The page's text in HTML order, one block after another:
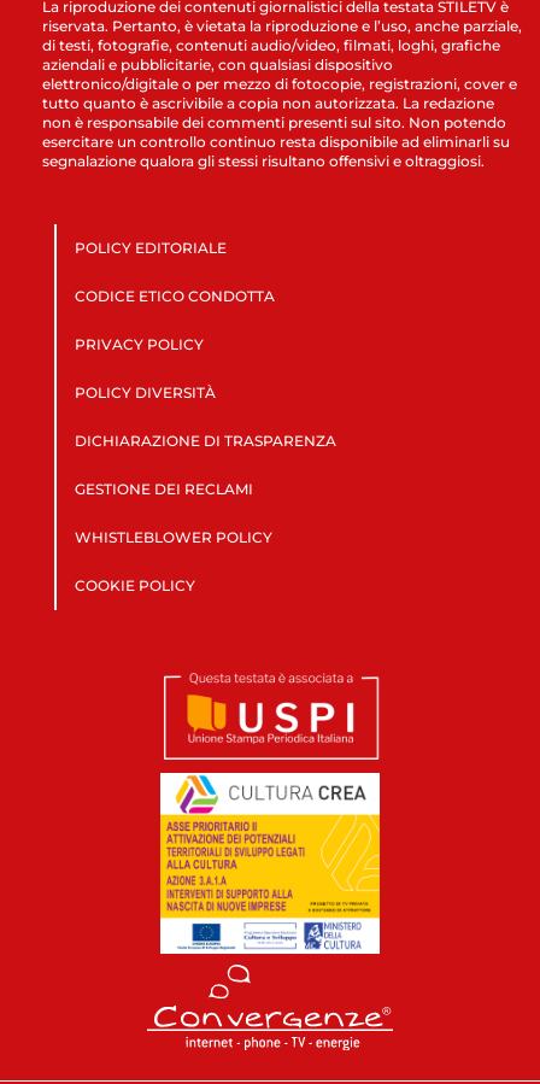
La riproduzione dei contenuti giornalistici della testata STILETV è
riservata. Pertanto, è vietata la riproduzione e l’uso, anche parziale,
di testi, fotografie, contenuti audio/video, filmati, loghi, grafiche
aziendali e pubblicitarie, con qualsiasi dispositivo
elettronico/digitale o per mezzo di fotocopie, registrazioni, cover e
tutto quanto è ascrivibile a copia non autorizzata. La redazione
non è responsabile dei commenti presenti sul sito. Non potendo
esercitare un controllo continuo resta disponibile ad eliminarli su
segnalazione qualora gli stessi risultano offensivi e oltraggiosi.
POLICY EDITORIALE
CODICE ETICO CONDOTTA
PRIVACY POLICY
POLICY DIVERSITÀ
DICHIARAZIONE DI TRASPARENZA
GESTIONE DEI RECLAMI
WHISTLEBLOWER POLICY
COOKIE POLICY